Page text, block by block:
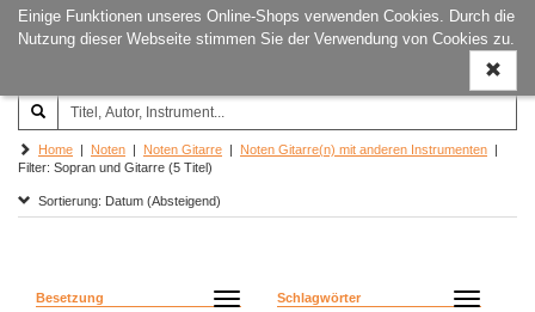
Einige Funktionen unseres Online-Shops verwenden Cookies. Durch die
Nutzung dieser Webseite stimmen Sie der Verwendung von Cookies zu.
ein-/
Joachim‐Trekel‐Musikverlag,
Hamburg
Home | Noten | Noten Gitarre | Noten Gitarre(n) mit anderen Instrumenten |
Filter: Sopran und Gitarre (5 Titel)
Sortierung: Datum (Absteigend)
Besetzung Schlagwörter